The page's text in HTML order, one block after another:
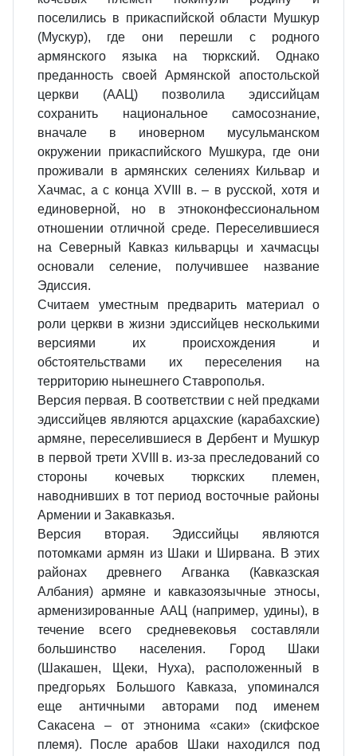
поселились в прикаспийской области Мушкур
(Мускур), где они перешли с родного
армянского языка на тюркский. Однако
преданность своей Армянской апостольской
церкви (ААЦ) позволила эдиссийцам
сохранить национальное самосознание,
вначале в иноверном мусульманском
окружении прикаспийского Мушкура, где они
проживали в армянских селениях Кильвар и
Хачмас, а с конца ХVIII в. – в русской, хотя и
единоверной, но в этноконфессиональном
отношении отличной среде. Переселившиеся
на Северный Кавказ кильварцы и хачмасцы
основали селение, получившее название
Эдиссия.
Считаем уместным предварить материал о
роли церкви в жизни эдиссийцев несколькими
версиями их происхождения и
обстоятельствами их переселения на
территорию нынешнего Ставрополья.
Версия первая. В соответствии с ней предками
эдиссийцев являются арцахские (карабахские)
армяне, переселившиеся в Дербент и Мушкур
в первой трети XVIII в. из-за преследований со
стороны кочевых тюркских племен,
наводнивших в тот период восточные районы
Армении и Закавказья.
Версия вторая. Эдиссийцы являются
потомками армян из Шаки и Ширвана. В этих
районах древнего Агванка (Кавказская
Албания) армяне и кавказоязычные этносы,
арменизированные ААЦ (например, удины), в
течение всего средневековья составляли
большинство населения. Город Шаки
(Шакашен, Щеки, Нуха), расположенный в
предгорьях Большого Кавказа, упоминался
еще античными авторами под именем
Сакасена – от этнонима «саки» (скифское
племя). После арабов Шаки находился под